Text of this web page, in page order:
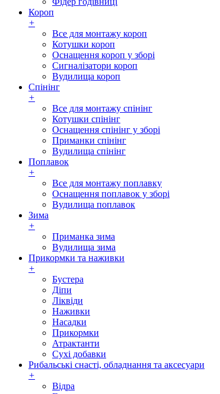
Короп
+
Все для монтажу короп
Котушки короп
Оснащення короп у зборі
Сигналізатори короп
Вудилища короп
Спінінг
+
Все для монтажу спінінг
Котушки спінінг
Оснащення спінінг у зборі
Приманки спінінг
Вудилища спінінг
Поплавок
+
Все для монтажу поплавку
Оснащення поплавок у зборі
Вудилища поплавок
Зима
+
Приманка зима
Вудилища зима
Прикормки та наживки
+
Бустера
Діпи
Ліквіди
Наживки
Насадки
Прикормки
Атрактанти
Сухі добавки
Рибальські снасті, обладнання та аксесуари
+
Відра